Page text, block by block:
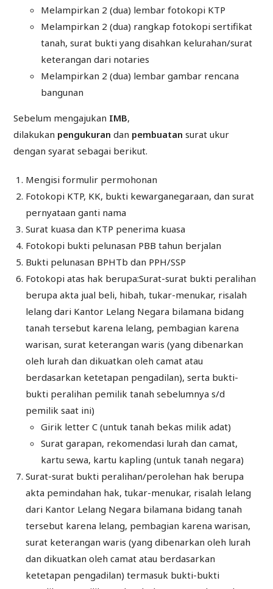
Melampirkan 2 (dua) lembar fotokopi KTP
Melampirkan 2 (dua) rangkap fotokopi sertifikat
tanah, surat bukti yang disahkan kelurahan/surat
keterangan dari notaries
Melampirkan 2 (dua) lembar gambar rencana
bangunan
Sebelum mengajukan IMB,
dilakukan pengukuran dan pembuatan surat ukur
dengan syarat sebagai berikut.
Mengisi formulir permohonan
Fotokopi KTP, KK, bukti kewarganegaraan, dan surat
pernyataan ganti nama
Surat kuasa dan KTP penerima kuasa
Fotokopi bukti pelunasan PBB tahun berjalan
Bukti pelunasan BPHTb dan PPH/SSP
Fotokopi atas hak berupa:Surat-surat bukti peralihan
berupa akta jual beli, hibah, tukar-menukar, risalah
lelang dari Kantor Lelang Negara bilamana bidang
tanah tersebut karena lelang, pembagian karena
warisan, surat keterangan waris (yang dibenarkan
oleh lurah dan dikuatkan oleh camat atau
berdasarkan ketetapan pengadilan), serta bukti-
bukti peralihan pemilik tanah sebelumnya s/d
pemilik saat ini)
Girik letter C (untuk tanah bekas milik adat)
Surat garapan, rekomendasi lurah dan camat,
kartu sewa, kartu kapling (untuk tanah negara)
Surat-surat bukti peralihan/perolehan hak berupa
akta pemindahan hak, tukar-menukar, risalah lelang
dari Kantor Lelang Negara bilamana bidang tanah
tersebut karena lelang, pembagian karena warisan,
surat keterangan waris (yang dibenarkan oleh lurah
dan dikuatkan oleh camat atau berdasarkan
ketetapan pengadilan) termasuk bukti-bukti